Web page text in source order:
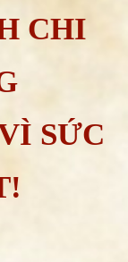
CHI
SỨC